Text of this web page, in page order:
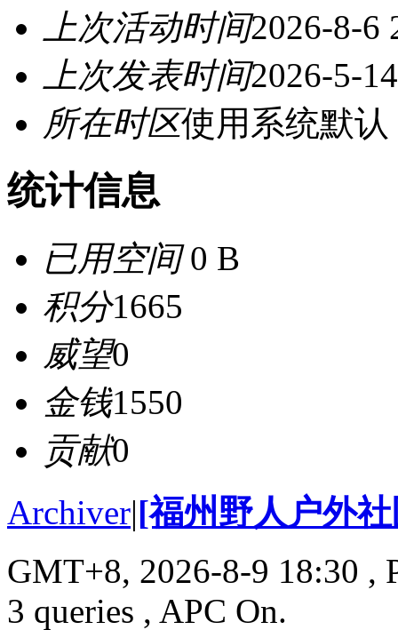
上次活动时间2026-8-6
上次发表时间2026-5-
所在时区使用系统默认
统计信息
已用空间0 B
积分1665
威望0
金钱1550
贡献0
Archiver|[福州野人户外
GMT+8, 2026-8-9 18:30 ,
3 queries , APC On.